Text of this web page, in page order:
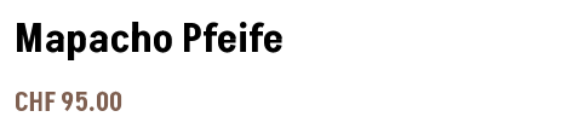
Mapacho Pfeife
CHF95.00